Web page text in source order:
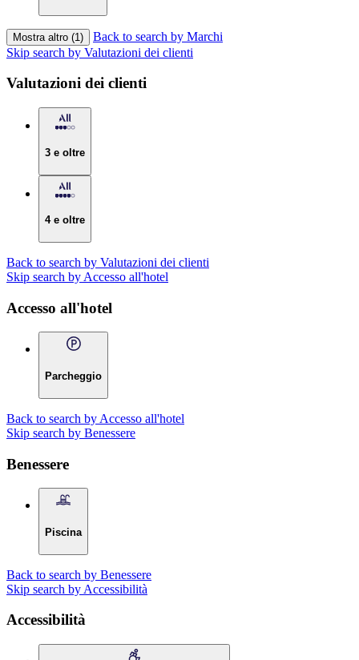
Mostra altro (1)
Back to search by Marchi
Skip search by Valutazioni dei clienti
Valutazioni dei clienti
3 e oltre
4 e oltre
Back to search by Valutazioni dei clienti
Skip search by Accesso all'hotel
Accesso all'hotel
Parcheggio
Back to search by Accesso all'hotel
Skip search by Benessere
Benessere
Piscina
Back to search by Benessere
Skip search by Accessibilità
Accessibilità